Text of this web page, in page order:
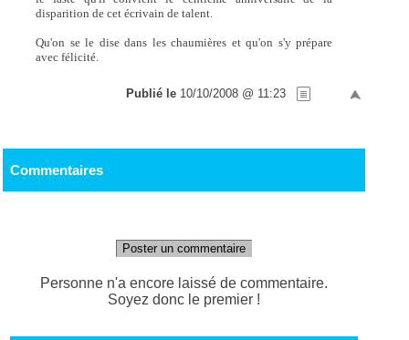
disparition de cet écrivain de talent.
Qu'on se le dise dans les chaumières et qu'on s'y prépare
avec félicité.
Publié le 10/10/2008 @ 11:23
Commentaires
Poster un commentaire
Personne n'a encore laissé de commentaire.
Soyez donc le premier !